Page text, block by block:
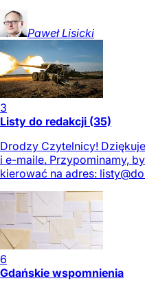
Paweł Lisicki
3
Listy do redakcji (35)
Drodzy Czytelnicy!
i e-maile. Przypominamy,
kierować na adres:
6
Gdańskie wspomnienia